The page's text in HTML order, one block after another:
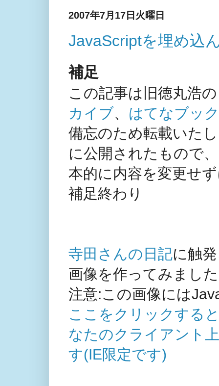
2007年7月17日火曜日
JavaScriptを埋め込
補足
この記事は旧徳丸浩
カイブ、 はてなブッ
備忘のため転載いた
に公開されたもので
本的に内容を変更せ
補足終わり
寺田さんの日記に触
画像を作ってみまし
注意:この画像には
ここをクリックする
なたのクライアント
す(IE限定です)